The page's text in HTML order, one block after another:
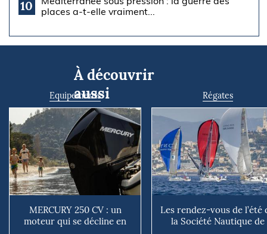
10
places a-t-elle vraiment...
À découvrir
aussi
Equipements
MERCURY 250 CV : un
moteur qui se décline en
Régates
Les rendez-vous de l’été
la Société Nautique de